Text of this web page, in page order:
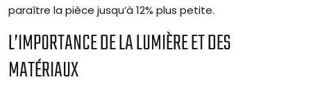
paraître la pièce jusqu’à 12% plus petite.
L’IMPORTANCE DE LA LUMIÈRE ET DES
MATÉRIAUX